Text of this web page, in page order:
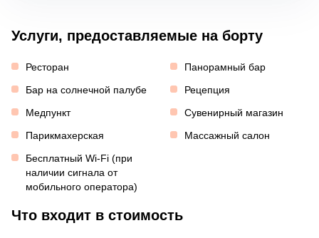
Услуги, предоставляемые на борту
Ресторан
Панорамный бар
Бар на солнечной палубе
Рецепция
Медпункт
Сувенирный магазин
Парикмахерская
Массажный салон
Бесплатный Wi-Fi (при
наличии сигнала от
мобильного оператора)
Что входит в стоимость